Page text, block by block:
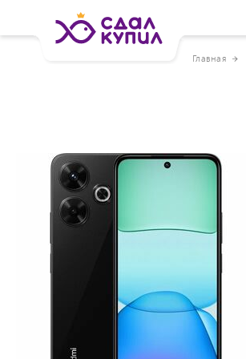
Главная